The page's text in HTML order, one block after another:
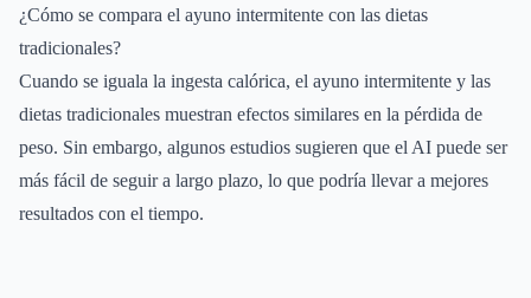
¿Cómo se compara el ayuno intermitente con las dietas
tradicionales?
Cuando se iguala la ingesta calórica, el ayuno intermitente y las
dietas tradicionales muestran efectos similares en la pérdida de
peso. Sin embargo, algunos estudios sugieren que el AI puede ser
más fácil de seguir a largo plazo, lo que podría llevar a mejores
resultados con el tiempo.